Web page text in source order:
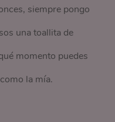
siempre pongo
una toallita de
momento puedes
la mía.